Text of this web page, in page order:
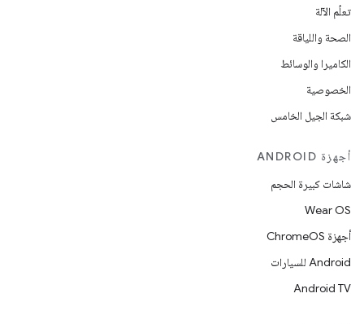
تعلُم الآلة
الصحة واللياقة
الكاميرا والوسائط
الخصوصية
شبكة الجيل الخامس
أجهزة ANDROID
شاشات كبيرة الحجم
Wear OS
أجهزة ChromeOS
Android للسيارات
Android TV